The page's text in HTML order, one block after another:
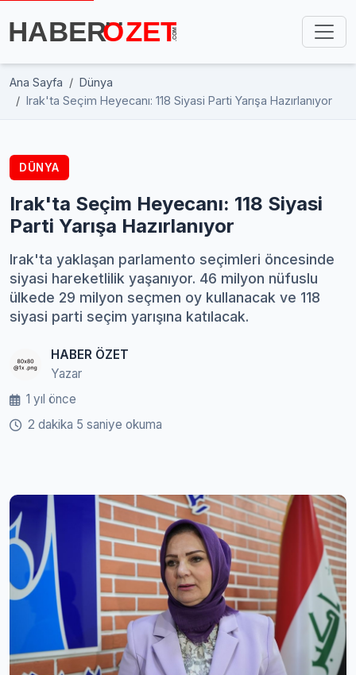
Ana Sayfa
Dünya
Irak'ta Seçim Heyecanı: 118 Siyasi Parti Yarışa Hazırlanıyor
DÜNYA
Irak'ta Seçim Heyecanı: 118 Siyasi
Parti Yarışa Hazırlanıyor
Irak'ta yaklaşan parlamento seçimleri öncesinde
siyasi hareketlilik yaşanıyor. 46 milyon nüfuslu
ülkede 29 milyon seçmen oy kullanacak ve 118
siyasi parti seçim yarışına katılacak.
HABER ÖZET
Yazar
1 yıl önce
2 dakika 5 saniye okuma